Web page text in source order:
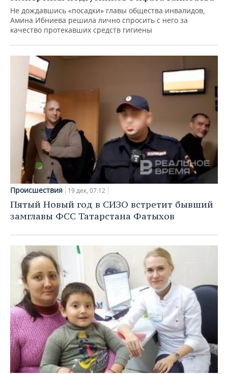
Не дождавшись «посадки» главы общества инвалидов,
Амина Ибниева решила лично спросить с него за
качество протекавших средств гигиены
Происшествия 19 дек, 07:12
Пятый Новый год в СИЗО встретит бывший
замглавы ФСС Татарстана Фатыхов